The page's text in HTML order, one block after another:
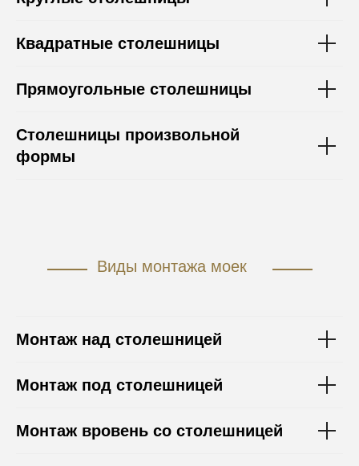
Квадратные столешницы
Прямоугольные столешницы
Столешницы произвольной
формы
Виды монтажа моек
Монтаж над столешницей
Монтаж под столешницей
Монтаж вровень со столешницей